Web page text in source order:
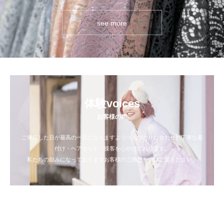
see more
体験voices
お客様の声
ご来店した日が最高の一日になりますよう一人ひとりに合わせた丁寧な着
付け・ヘアセット・接客を心がけております。
私たちの励みになっておりますお客様のご感想をぜひご覧ください。